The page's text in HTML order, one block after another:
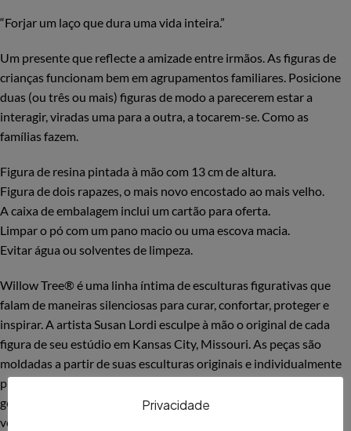
“Forjar um laço que dura uma vida inteira.”
Um presente que reflecte a amizade entre irmãos. As figuras de
crianças funcionam bem em agrupamentos familiares. Posicione
duas (ou três ou mais) figuras de modo a parecerem estar a
interagir, viradas uma para a outra, a tocarem-se. Como as
famílias fazem.
Figura de resina pintada à mão com 13 cm de altura.
Figura de dois rapazes, o mais novo encostado ao mais velho.
A caixa de embalagem inclui um cartão para oferta.
Limpar o pó com um pano macio ou uma escova macia.
Evitar água ou solventes de limpeza.
Willow Tree® é uma linha íntima de esculturas figurativas que
falam de maneiras silenciosas para curar, confortar, proteger e
inspirar. A artista Susan Lordi esculpe à mão o original de cada
figura de seu estúdio em Kansas City, Missouri. As peças são
moldadas a partir de suas esculturas originais e individualmente
pintadas à mão. A expressão é revelada apenas por meio de
gestos … uma inclinação da cabeça, colocação das mãos, uma
volta do corpo. A simplicidade da forma e a ausência de
Privacidade